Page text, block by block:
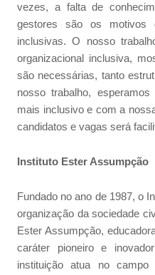
vezes, a falta de
gestores são os motivos
inclusivas. O nosso
organizacional inclusiva,
são necessárias, tanto
nosso trabalho,
mais inclusivo e com a
candidatos e vagas será
Instituto Ester Assumpção
Fundado no ano de 1987, o
organização da sociedade
Ester Assumpção,
caráter pioneiro e
instituição atua no